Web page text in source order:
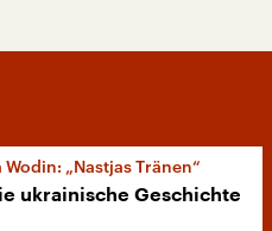
Wodin: „Nastjas Tränen“
ukrainische Geschichte